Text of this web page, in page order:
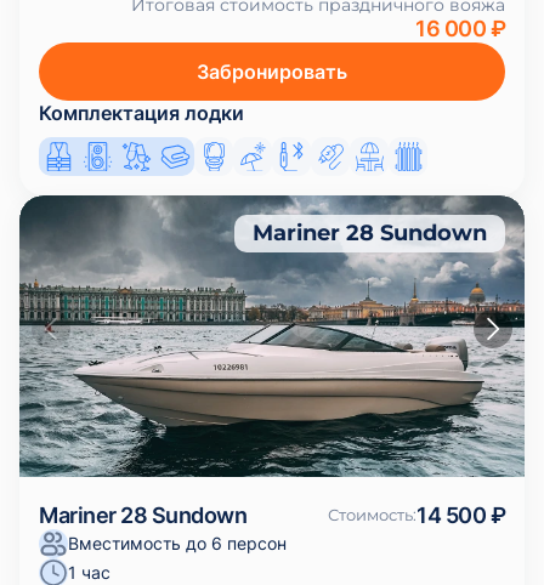
Итоговая стоимость праздничного вояжа
16 000 ₽
Забронировать
Комплектация лодки
Mariner 28 Sundown
Mariner 28 Sundown Стоимость:14 500 ₽
Вместимость до 6 персон
1 час